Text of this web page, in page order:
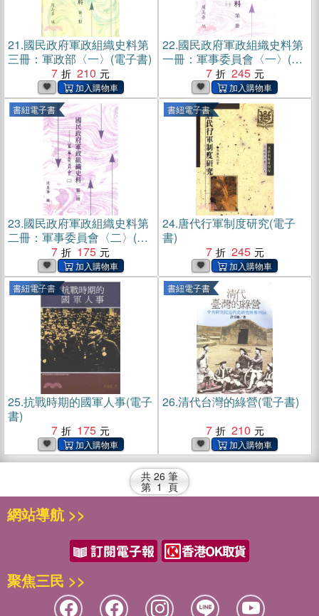
21.國民政府軍政組織史料第
三冊：軍政部〈一〉(電子書)
7
210
22.國民政府軍政組織史料第
一冊：軍事委員會〈一〉(電
7 245
書紐電子書
23.國民政府軍政組織史料第
二冊：軍事委員會〈二〉(電
7 175
書紐電子書
24.唐代行軍制度研究(電子
書)
7
245
書紐電子書
25.抗戰時期的國軍人事(電子
書)
7
175
書紐電子書
26.清代台灣的綠營(電子書)
7
210
共 26 筆
第 1 頁
網站導航 >>
聚焦三民 >>